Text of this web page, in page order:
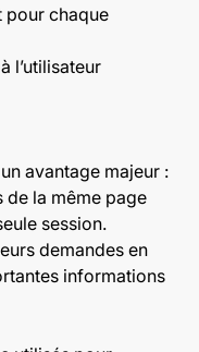
pour chaque
l’utilisateur
avantage majeur :
de la même page
session.
demandes en
informations